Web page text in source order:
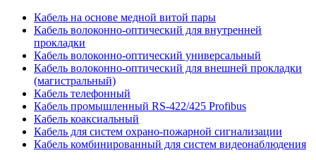
Кабель на основе медной витой пары
Кабель волоконно-оптический для внутренней
прокладки
Кабель волоконно-оптический универсальный
Кабель волоконно-оптический для внешней прокладки
(магистральный)
Кабель телефонный
Кабель промышленный RS-422/425 Profibus
Кабель коаксиальный
Кабель для систем охрано-пожарной сигнализации
Кабель комбинированный для систем видеонаблюдения